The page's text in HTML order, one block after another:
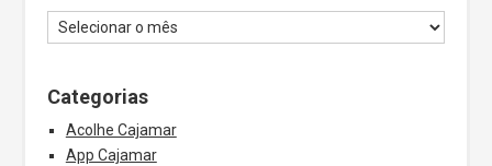
Categorias
Acolhe Cajamar
App Cajamar